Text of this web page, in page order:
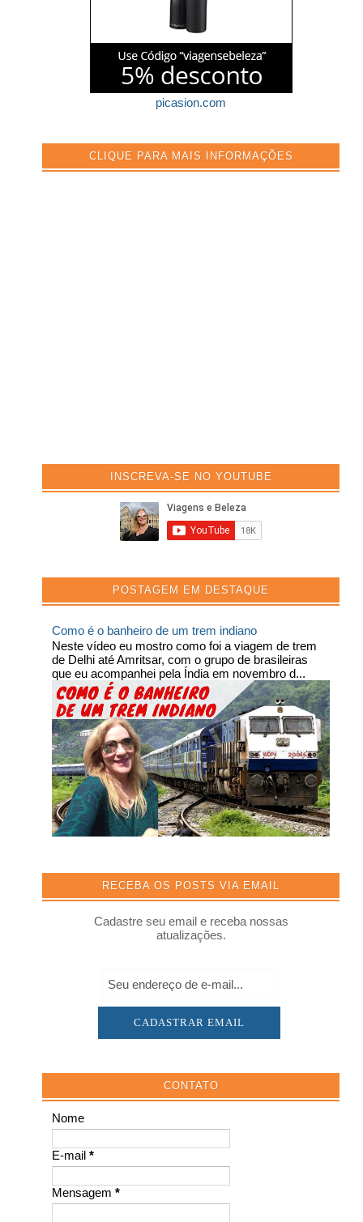
picasion.com
CLIQUE PARA MAIS INFORMAÇÕES
INSCREVA-SE NO YOUTUBE
POSTAGEM EM DESTAQUE
Como é o banheiro de um trem indiano
Neste vídeo eu mostro como foi a viagem de trem
de Delhi até Amritsar, com o grupo de brasileiras
que eu acompanhei pela Índia em novembro d...
RECEBA OS POSTS VIA EMAIL
Cadastre seu email e receba nossas
atualizações.
CONTATO
Nome
E-mail*
Mensagem*